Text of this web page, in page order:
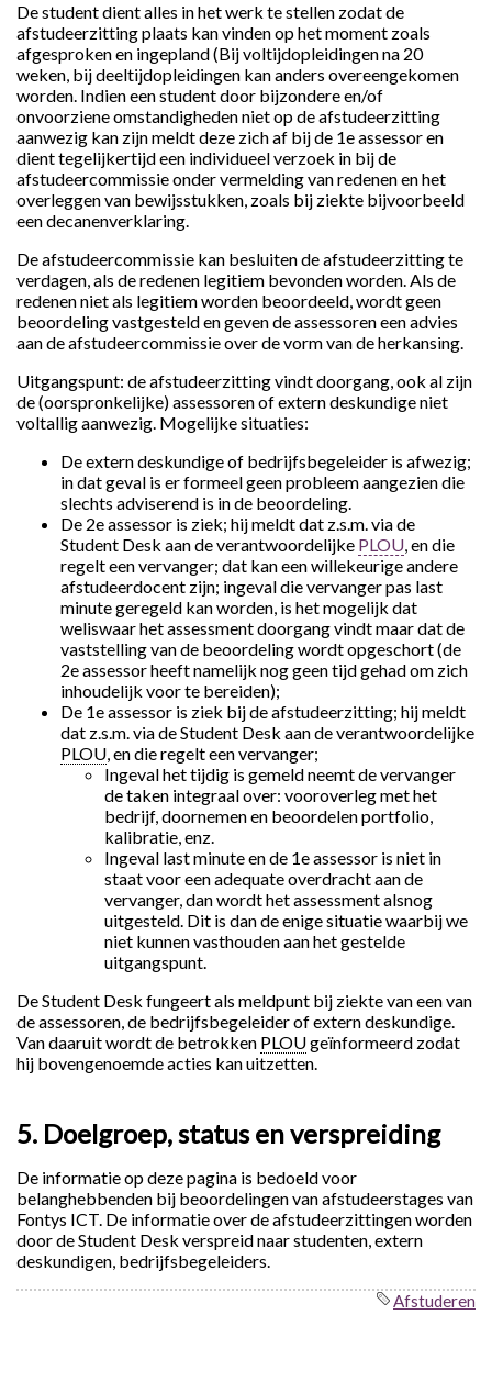
De student dient alles in het werk te stellen zodat de
afstudeerzitting plaats kan vinden op het moment zoals
afgesproken en ingepland (Bij voltijdopleidingen na 20
weken, bij deeltijdopleidingen kan anders overeengekomen
worden. Indien een student door bijzondere en/of
onvoorziene omstandigheden niet op de afstudeerzitting
aanwezig kan zijn meldt deze zich af bij de 1e assessor en
dient tegelijkertijd een individueel verzoek in bij de
afstudeercommissie onder vermelding van redenen en het
overleggen van bewijsstukken, zoals bij ziekte bijvoorbeeld
een decanenverklaring.
De afstudeercommissie kan besluiten de afstudeerzitting te
verdagen, als de redenen legitiem bevonden worden. Als de
redenen niet als legitiem worden beoordeeld, wordt geen
beoordeling vastgesteld en geven de assessoren een advies
aan de afstudeercommissie over de vorm van de herkansing.
Uitgangspunt: de afstudeerzitting vindt doorgang, ook al zijn
de (oorspronkelijke) assessoren of extern deskundige niet
voltallig aanwezig. Mogelijke situaties:
De extern deskundige of bedrijfsbegeleider is afwezig;
in dat geval is er formeel geen probleem aangezien die
slechts adviserend is in de beoordeling.
De 2e assessor is ziek; hij meldt dat z.s.m. via de
Student Desk aan de verantwoordelijke PLOU, en die
regelt een vervanger; dat kan een willekeurige andere
afstudeerdocent zijn; ingeval die vervanger pas last
minute geregeld kan worden, is het mogelijk dat
weliswaar het assessment doorgang vindt maar dat de
vaststelling van de beoordeling wordt opgeschort (de
2e assessor heeft namelijk nog geen tijd gehad om zich
inhoudelijk voor te bereiden);
De 1e assessor is ziek bij de afstudeerzitting; hij meldt
dat z.s.m. via de Student Desk aan de verantwoordelijke
PLOU, en die regelt een vervanger;
Ingeval het tijdig is gemeld neemt de vervanger
de taken integraal over: vooroverleg met het
bedrijf, doornemen en beoordelen portfolio,
kalibratie, enz.
Ingeval last minute en de 1e assessor is niet in
staat voor een adequate overdracht aan de
vervanger, dan wordt het assessment alsnog
uitgesteld. Dit is dan de enige situatie waarbij we
niet kunnen vasthouden aan het gestelde
uitgangspunt.
De Student Desk fungeert als meldpunt bij ziekte van een van
de assessoren, de bedrijfsbegeleider of extern deskundige.
Van daaruit wordt de betrokken PLOUgeïnformeerd zodat
hij bovengenoemde acties kan uitzetten.
5. Doelgroep, status en verspreiding
De informatie op deze pagina is bedoeld voor
belanghebbenden bij beoordelingen van afstudeerstages van
Fontys ICT. De informatie over de afstudeerzittingen worden
door de Student Desk verspreid naar studenten, extern
deskundigen, bedrijfsbegeleiders.
Afstuderen